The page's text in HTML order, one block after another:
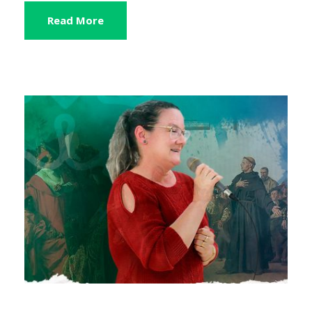
Read More